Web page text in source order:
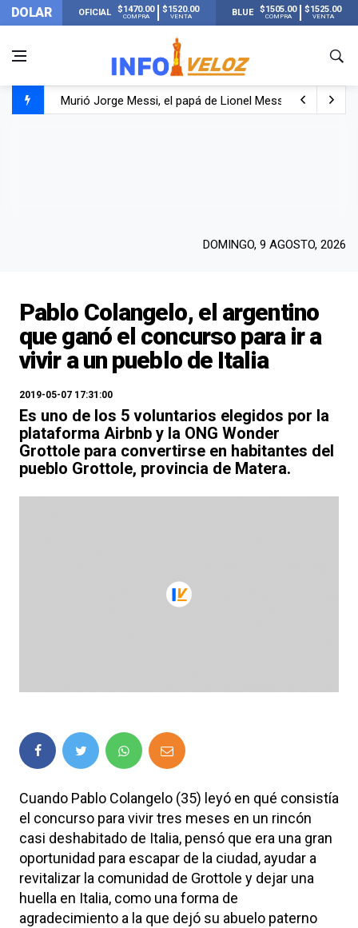
DOLAR OFICIAL $1470.00
COMPRA
$1520.00
VENTA BLUE $1505.00
COMPRA
$1525.00
VENTA
Murió Jorge Messi, el papá de Lionel Messi
DOMINGO, 9 AGOSTO, 2026
Pablo Colangelo, el argentino
que ganó el concurso para ir a
vivir a un pueblo de Italia
2019-05-07 17:31:00
Es uno de los 5 voluntarios elegidos por la
plataforma Airbnb y la ONG Wonder
Grottole para convertirse en habitantes del
pueblo Grottole, provincia de Matera.
Cuando Pablo Colangelo (35) leyó en qué consistía
el concurso para vivir tres meses en un rincón
casi deshabitado de Italia, pensó que era una gran
oportunidad para escapar de la ciudad, ayudar a
revitalizar la comunidad de Grottole y dejar una
huella en Italia, como una forma de
agradecimiento a la que dejó su abuelo paterno